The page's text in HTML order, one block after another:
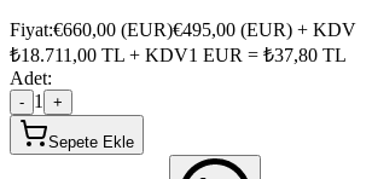
Fiyat:€660,00 (EUR)€495,00 (EUR) + KDV
₺18.711,00 TL + KDV1 EUR = ₺37,80 TL
Adet:
- 1 +
Sepete Ekle